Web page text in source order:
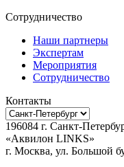
Сотрудничество
Наши партнеры
Экспертам
Мероприятия
Сотрудничество
Контакты
196084 г. Санкт-
«Аквилон LINKS»
г. Москва, ул. Большой